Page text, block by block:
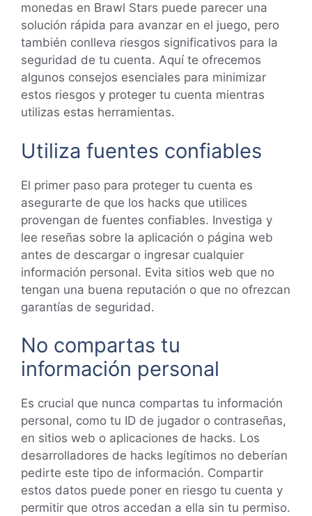
monedas en Brawl Stars puede parecer una
solución rápida para avanzar en el juego, pero
también conlleva riesgos significativos para la
seguridad de tu cuenta. Aquí te ofrecemos
algunos consejos esenciales para minimizar
estos riesgos y proteger tu cuenta mientras
utilizas estas herramientas.
Utiliza fuentes confiables
El primer paso para proteger tu cuenta es
asegurarte de que los hacks que utilices
provengan de fuentes confiables. Investiga y
lee reseñas sobre la aplicación o página web
antes de descargar o ingresar cualquier
información personal. Evita sitios web que no
tengan una buena reputación o que no ofrezcan
garantías de seguridad.
No compartas tu
información personal
Es crucial que nunca compartas tu información
personal, como tu ID de jugador o contraseñas,
en sitios web o aplicaciones de hacks. Los
desarrolladores de hacks legítimos no deberían
pedirte este tipo de información. Compartir
estos datos puede poner en riesgo tu cuenta y
permitir que otros accedan a ella sin tu permiso.